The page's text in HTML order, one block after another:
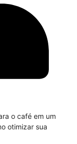
o café em um
otimizar sua